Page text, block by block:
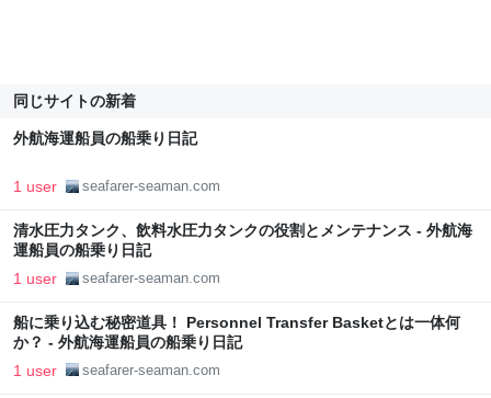
同じサイトの新着
外航海運船員の船乗り日記
1 user seafarer-seaman.com
清水圧力タンク、飲料水圧力タンクの役割とメンテナンス - 外航海
運船員の船乗り日記
1 user seafarer-seaman.com
船に乗り込む秘密道具！ Personnel Transfer Basketとは一体何
か？ - 外航海運船員の船乗り日記
1 user seafarer-seaman.com